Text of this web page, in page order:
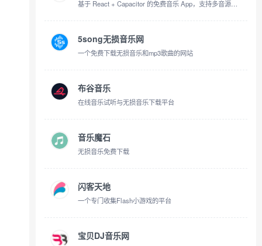
基于 React + Capacitor 的免费音乐 App，支持多音源搜索、网易云登录、主流平台歌单导入，以及 B 站音源搜索播放
5song无损音乐网
一个免费下载无损音乐和mp3歌曲的网站
布谷音乐
在线音乐试听与无损音乐下载平台
音乐魔石
无损音乐免费下载
闪客天地
一个专门收集Flash小游戏的平台
宝贝DJ音乐网